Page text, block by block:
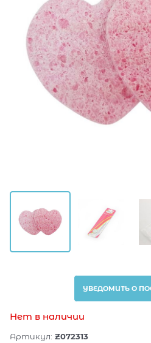
УВЕДОМИТЬ О
Нет в наличии
Артикул: Z072313